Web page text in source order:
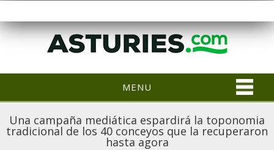
MENU
Una campaña mediática espardirá la toponomia
tradicional de los 40 conceyos que la recuperaron
hasta agora